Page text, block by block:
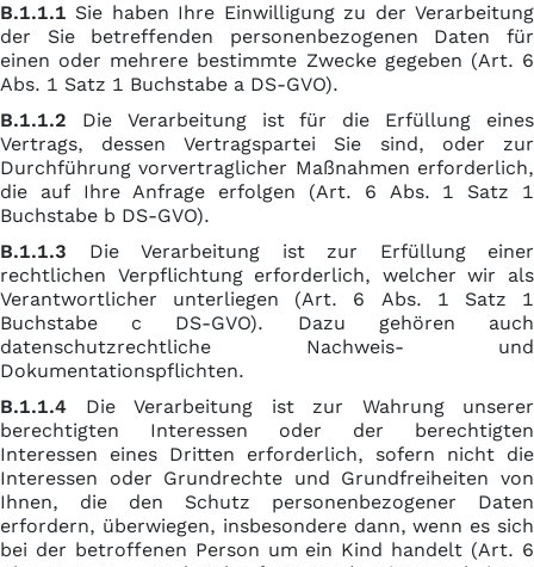
B.1.1.1 Sie haben Ihre Einwilligung zu der Verarbeitung
der Sie betreffenden personenbezogenen Daten für
einen oder mehrere bestimmte Zwecke gegeben (Art. 6
Abs. 1 Satz 1 Buchstabe a DS-GVO).
B.1.1.2 Die Verarbeitung ist für die Erfüllung eines
Vertrags, dessen Vertragspartei Sie sind, oder zur
Durchführung vorvertraglicher Maßnahmen erforderlich,
die auf Ihre Anfrage erfolgen (Art. 6 Abs. 1 Satz 1
Buchstabe b DS-GVO).
B.1.1.3 Die Verarbeitung ist zur Erfüllung einer
rechtlichen Verpflichtung erforderlich, welcher wir als
Verantwortlicher unterliegen (Art. 6 Abs. 1 Satz 1
Buchstabe c DS-GVO). Dazu gehören auch
datenschutzrechtliche Nachweis- und
Dokumentationspflichten.
B.1.1.4 Die Verarbeitung ist zur Wahrung unserer
berechtigten Interessen oder der berechtigten
Interessen eines Dritten erforderlich, sofern nicht die
Interessen oder Grundrechte und Grundfreiheiten von
Ihnen, die den Schutz personenbezogener Daten
erfordern, überwiegen, insbesondere dann, wenn es sich
bei der betroffenen Person um ein Kind handelt (Art. 6